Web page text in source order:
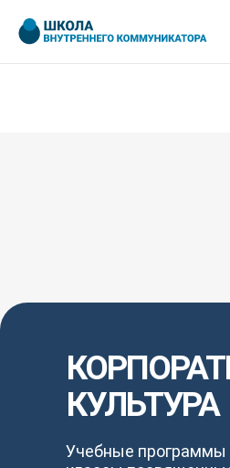
КУЛЬТУРА
Учебные программы